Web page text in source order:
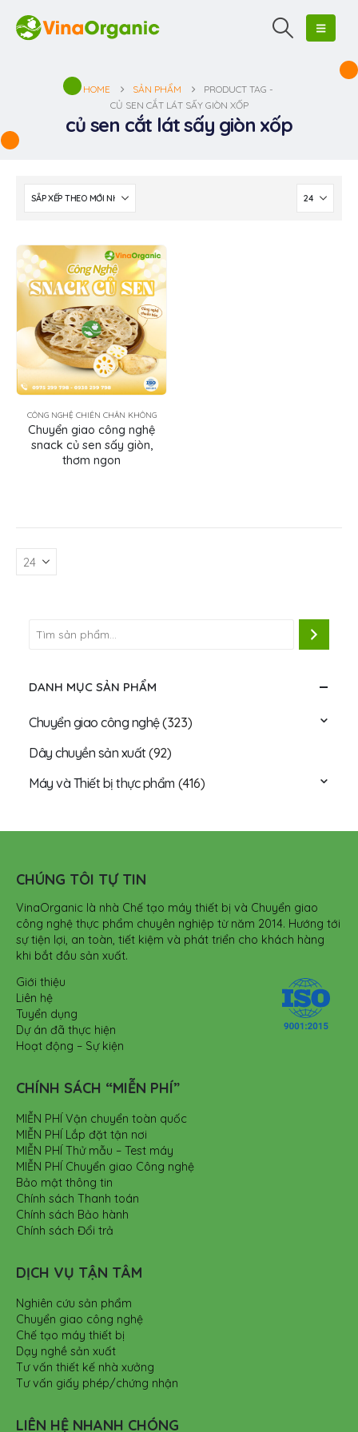
HOME SẢN PHẨM
PRODUCT TAG -
CỦ SEN CẮT LÁT SẤY GIÒN XỐP
củ sen cắt lát sấy giòn xốp
CÔNG NGHỆ CHIÊN CHÂN KHÔNG
Chuyển giao công nghệ
snack củ sen sấy giòn,
thơm ngon
DANH MỤC SẢN PHẨM
Chuyển giao công nghệ(323)
Dây chuyền sản xuất(92)
Máy và Thiết bị thực phẩm (416)
CHÚNG TÔI TỰ TIN
VinaOrganic là nhà Chế tạo máy thiết bị và Chuyển giao
công nghệ thực phẩm chuyên nghiệp từ năm 2014. Hướng tới
sự tiện lợi, an toàn, tiết kiệm và phát triển cho khách hàng
khi bắt đầu sản xuất.
Giới thiệu
Liên hệ
Tuyển dụng
Dự án đã thực hiện
Hoạt động – Sự kiện
CHÍNH SÁCH “MIỄN PHÍ”
MIỄN PHÍ Vận chuyển toàn quốc
MIỄN PHÍ Lắp đặt tận nơi
MIỄN PHÍ Thử mẫu – Test máy
MIỄN PHÍ Chuyển giao Công nghệ
Bảo mật thông tin
Chính sách Thanh toán
Chính sách Bảo hành
Chính sách Đổi trả
DỊCH VỤ TẬN TÂM
Nghiên cứu sản phẩm
Chuyển giao công nghệ
Chế tạo máy thiết bị
Dạy nghề sản xuất
Tư vấn thiết kế nhà xưởng
Tư vấn giấy phép/chứng nhận
LIÊN HỆ NHANH CHÓNG